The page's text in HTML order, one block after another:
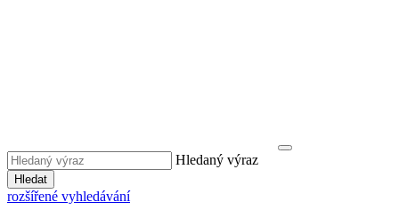
Hledaný výraz
Hledat
rozšířené vyhledávání